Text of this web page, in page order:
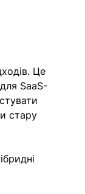
Це
SaaS-
стару